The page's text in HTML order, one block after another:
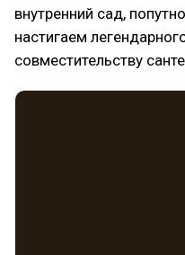
внутренний сад,
настигаем
совместительству